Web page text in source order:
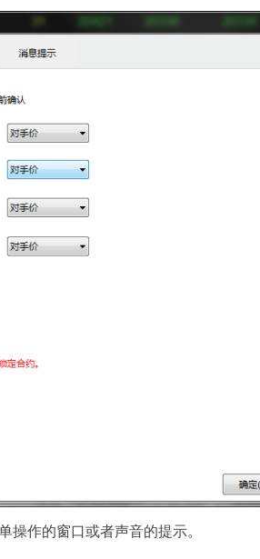
操作的窗口或者声音的提示。